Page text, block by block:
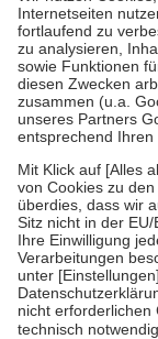
Kosten der
Diese Regeln
Bei Heilmitteln und
Zuzahlung zehn
Verordnung.
Um das
stärken und die
fallenkeine
• Kindern und
mit Ausnahme der
• Untersuchungen
GKV getragen
• empfohlenen
• Harn- und